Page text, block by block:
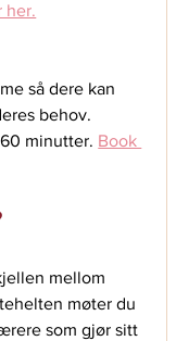
her.
så dere kan
behov.
minutter. Book
mellom
møter du
som gjør sitt